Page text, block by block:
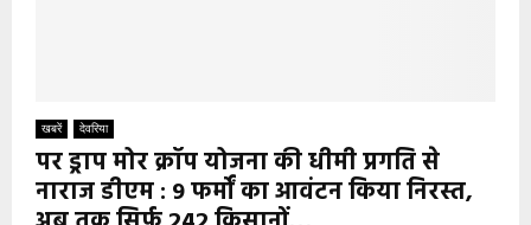
खबरें देवरिया
पर ड्राप मोर क्रॉप योजना की धीमी प्रगति से
नाराज डीएम : 9 फर्मों का आवंटन किया निरस्त,